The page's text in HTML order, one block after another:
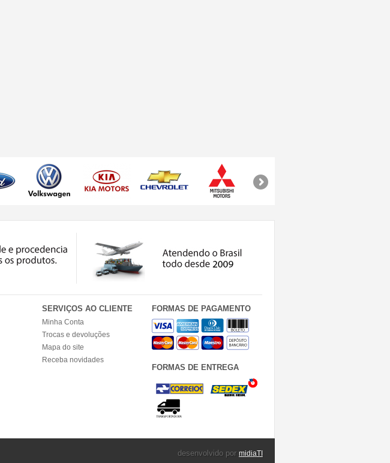
SERVIÇOS AO CLIENTE
Minha Conta
Trocas e devoluções
Mapa do site
Receba novidades
FORMAS DE PAGAMENTO
FORMAS DE ENTREGA
desenvolvido por midiaTI